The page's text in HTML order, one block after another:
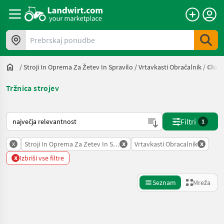
Prebrskaj ponudbe
/Stroji In Oprema Za Žetev In Spravilo /Vrtavkasti Obračalnik /
Tržnica strojev
Tako je razvrščeno na Landwirt.com
Filtri 1
x Stroji In Oprema Za Zetev In Spravilo
x Vrtavkasti Obracalnik x
x Izbriši vse filtre
Seznam Mreža